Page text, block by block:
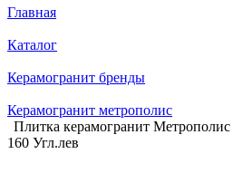
Главная
Каталог
Керамогранит бренды
Керамогранит метрополис
Плитка керамогранит
160 Угл.лев